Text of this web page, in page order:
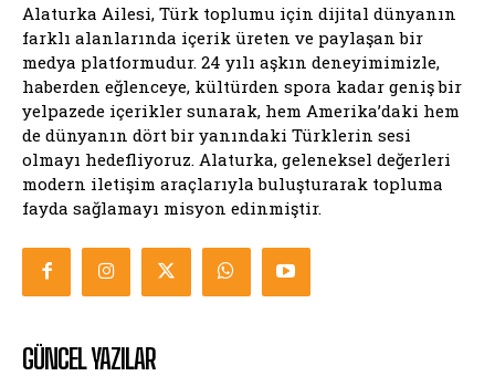
Alaturka Ailesi, Türk toplumu için dijital dünyanın
farklı alanlarında içerik üreten ve paylaşan bir
medya platformudur. 24 yılı aşkın deneyimimizle,
haberden eğlenceye, kültürden spora kadar geniş bir
yelpazede içerikler sunarak, hem Amerika’daki hem
de dünyanın dört bir yanındaki Türklerin sesi
olmayı hedefliyoruz. Alaturka, geleneksel değerleri
modern iletişim araçlarıyla buluşturarak topluma
fayda sağlamayı misyon edinmiştir.
GÜNCEL YAZILAR